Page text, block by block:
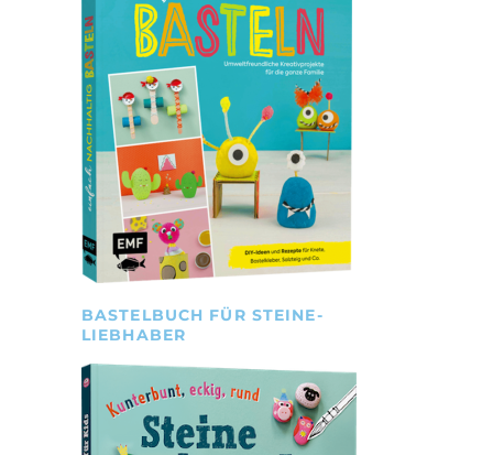
BASTELBUCH FÜR STEINE-
LIEBHABER